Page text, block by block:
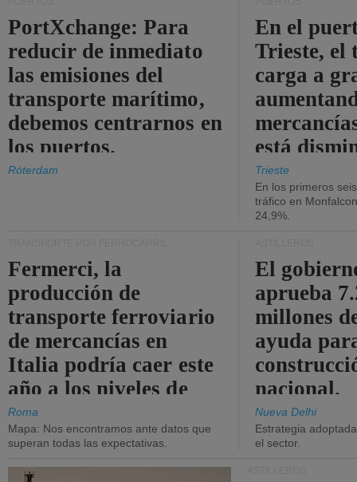
PortXchange: Para
reducir de inmediato
las emisiones del
transporte marítimo,
debemos centrarnos en
los puertos.
Róterdam
En el
Trieste, el
carga a
está
Trieste
En los primeros
tráfico en
24,9%.
Fermerci, la
producción de
transporte ferroviario
de mercancías en
Italia podría caer este
año a los niveles de
2015.
Roma
Mapa: Nos encontramos ante datos que
superan todas las expectativas.
El
aprueba
millones
ayuda
nacional.
Nueva Delhi
Estrategia
el sector.